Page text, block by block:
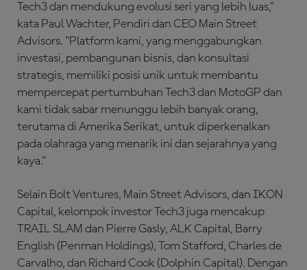
Tech3 dan mendukung evolusi seri yang lebih luas,"
kata Paul Wachter, Pendiri dan CEO Main Street
Advisors. "Platform kami, yang menggabungkan
investasi, pembangunan bisnis, dan konsultasi
strategis, memiliki posisi unik untuk membantu
mempercepat pertumbuhan Tech3 dan MotoGP dan
kami tidak sabar menunggu lebih banyak orang,
terutama di Amerika Serikat, untuk diperkenalkan
pada olahraga yang menarik ini dan sejarahnya yang
kaya."
Selain Bolt Ventures, Main Street Advisors, dan IKON
Capital, kelompok investor Tech3 juga mencakup
TRAIL SLAM dan Pierre Gasly, ALK Capital, Barry
English (Penman Holdings), Tom Stafford, Charles de
Carvalho, dan Richard Cook (Dolphin Capital). Dengan